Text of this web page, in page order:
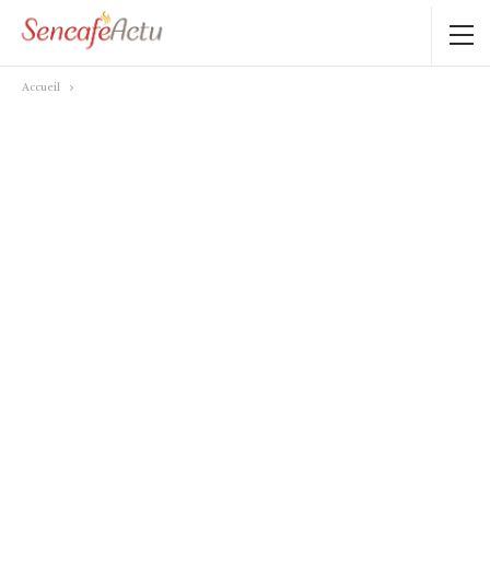
Accueil